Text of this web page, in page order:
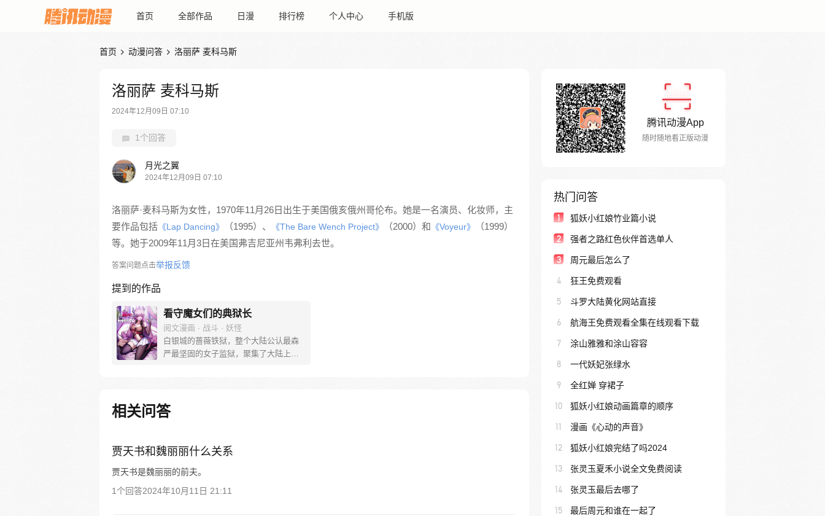
首页 全部作品 日漫 排行榜 个人中心 手机版
首页  动漫问答  洛丽萨 麦科马斯
洛丽萨 麦科马斯
2024年12月09日 07:10
1个回答
月光之翼
2024年12月09日 07:10
洛丽萨·麦科马斯为女性，1970年11月26日出生于美国俄亥俄州哥伦布。她是一名演员、化妆师，主
要作品包括 《Lap Dancing》 （1995）、 《The Bare Wench Project》 （2000）和 《Voyeur》
（1999）
等。她于2009年11月3日在美国弗吉尼亚州韦弗利去世。
答案问题点击举报反馈
提到的作品
看守魔女们的典狱长
阅文漫画 · 战斗 · 妖怪
白银城的蔷薇铁狱，整个大陆公认最森
严最坚固的女子监狱，聚集了大陆上最
魔法都样样精通的强者啊！我只是一个
穿越到他身上的普通人，上面说的那些
相关问答
贾天书和魏丽丽什么关系
贾天书是魏丽丽的前夫。
1个回答2024年10月11日 21:11
腾讯动漫App
随时随地看正版动漫
热门问答
1 狐妖小红娘竹业篇小说
2 强者之路红色伙伴首选单人
3 周元最后怎么了
4 狂王免费观看
5 斗罗大陆黄化网站直接
6 航海王免费观看全集在线观看下载
7 涂山雅雅和涂山容容
8 一代妖妃张绿水
9 全红婵 穿裙子
10 狐妖小红娘动画篇章的顺序
11 漫画《心动的声音》
12 狐妖小红娘完结了吗2024
13 张灵玉夏禾小说全文免费阅读
14 张灵玉最后去哪了
15 最后周元和谁在一起了